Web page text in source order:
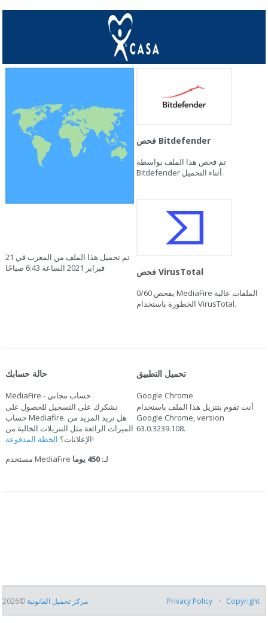
تم تحميل هذا الملف من المغرب في 21
فبراير 2021 الساعة 6:43 صباحًا
فحص Bitdefender
تم فحص هذا الملف بواسطة
Bitdefender أثناء التحميل.
فحص VirusTotal
0/60
الخطورة باستخدام VirusTotal.
حالة حسابك
MediaFire - حساب مجاني
نشكرك على التسجيل للحصول على
حساب Mediafire. هل تريد المزيد من
الميزات الرائعة مثل التنزيلات الخالية من
الإعلانات؟الخطة المدفوعة!
مستخدم MediaFire لـ:450 يوما
تحميل التطبيق
Google Chrome
أنت تقوم بتنزيل هذا الملف باستخدام
Google Chrome, version
63.0.3239.108.
مركز تحميل القانونية ©2026 Privacy Policy Copyright